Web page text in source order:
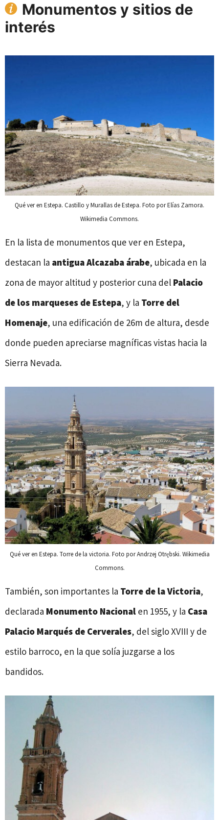
Monumentos y sitios de
interés
Qué ver en Estepa. Castillo y Murallas de Estepa. Foto por Elías Zamora.
Wikimedia Commons.
En la lista de monumentos que ver en Estepa,
destacan la antigua Alcazaba árabe, ubicada en la
zona de mayor altitud y posterior cuna del Palacio
de los marqueses de Estepa, y la Torre del
Homenaje, una edificación de 26m de altura, desde
donde pueden apreciarse magníficas vistas hacia la
Sierra Nevada.
Qué ver en Estepa. Torre de la victoria. Foto por Andrzej Otrębski. Wikimedia
Commons.
También, son importantes la Torre de la Victoria,
declarada Monumento Nacional en 1955, y la Casa
Palacio Marqués de Cerverales, del siglo XVIII y de
estilo barroco, en la que solía juzgarse a los
bandidos.